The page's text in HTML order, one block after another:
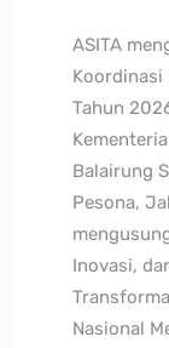
ASITA
Koordinasi
Tahun
Balairung
Pesona,
Inovasi,
Nasional